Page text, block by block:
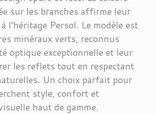
sur les branches affirme leur
l’héritage Persol. Le modèle est
minéraux verts, reconnus
optique exceptionnelle et leur
les reflets tout en respectant
Un choix parfait pour
style, confort et
haut de gamme.